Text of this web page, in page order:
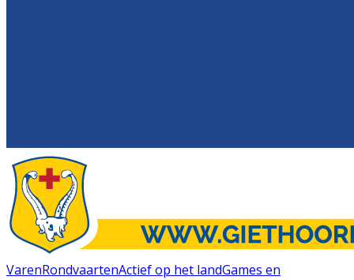
VarenRondvaartenActief op het landGames en